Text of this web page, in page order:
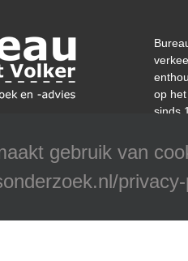
op
sinds
gebruik van